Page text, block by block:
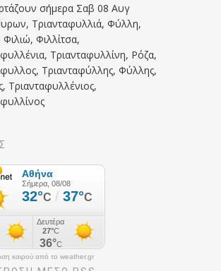
σήμερα Σαβ 08 Αυγ
Τριανταφυλλιά, Φύλλη,
Φιλλίτσα,
Τριανταφυλλίνη, Ρόζα,
Τριανταφύλλης, Φύλλης,
Τριανταφυλλένιος,
καιρού από το weather.gr